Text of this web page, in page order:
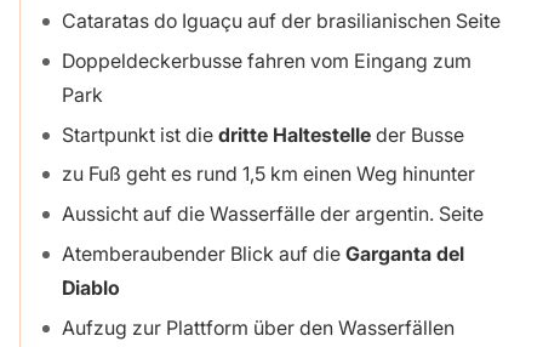
Cataratas do Iguaçu auf der brasilianischen Seite
Doppeldeckerbusse fahren vom Eingang zum
Park
Startpunkt ist die dritte Haltestelleder Busse
zu Fuß geht es rund 1,5 km einen Weg hinunter
Aussicht auf die Wasserfälle der argentin. Seite
Atemberaubender Blick auf die Garganta del
Diablo
Aufzug zur Plattform über den Wasserfällen